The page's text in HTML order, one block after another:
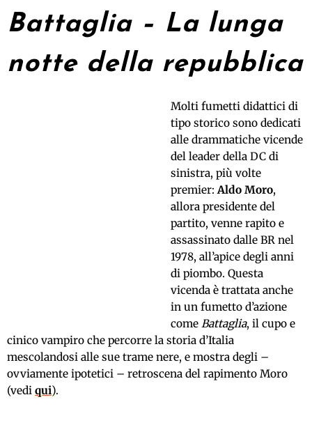
Battaglia – La lunga
notte della repubblica
Molti fumetti didattici di
tipo storico sono dedicati
alle drammatiche vicende
del leader della DC di
sinistra, più volte
premier:Aldo Moro,
allora presidente del
partito, venne rapito e
assassinato dalle BR nel
1978, all’apice degli anni
di piombo. Questa
vicenda è trattata anche
in un fumetto d’azione
come Battaglia, il cupo e
cinico vampiro che percorre la storia d’Italia
mescolandosi alle sue trame nere, e mostra degli –
ovviamente ipotetici – retroscena del rapimento Moro
(vedi qui).